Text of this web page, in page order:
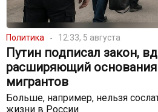
Политика 12:33, 5 августа
Путин подписал закон,
расширяющий
мигрантов
Больше, например, нельзя
жизни в России